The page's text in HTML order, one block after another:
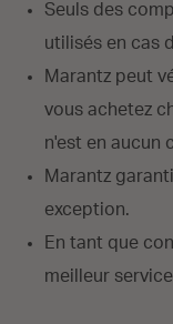
Seuls des
utilisés en cas
Marantz peut
vous achetez
n'est en aucun
Marantz
exception.
En tant que
meilleur